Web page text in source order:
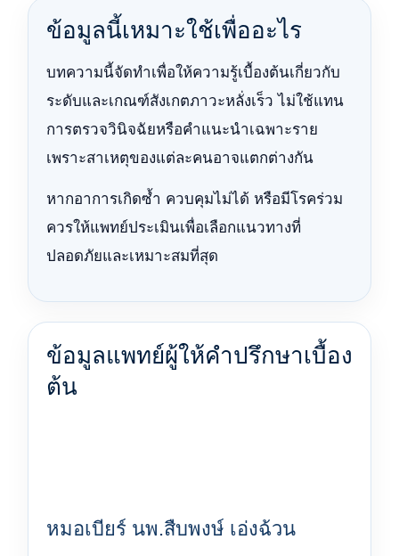
ข้อมูลนี้เหมาะใช้เพื่ออะไร
บทความนี้จัดทำเพื่อให้ความรู้เบื้องต้นเกี่ยวกับ
ระดับและเกณฑ์สังเกตภาวะหลั่งเร็ว ไม่ใช้แทน
การตรวจวินิจฉัยหรือคำแนะนำเฉพาะราย
เพราะสาเหตุของแต่ละคนอาจแตกต่างกัน
หากอาการเกิดซ้ำ ควบคุมไม่ได้ หรือมีโรคร่วม
ควรให้แพทย์ประเมินเพื่อเลือกแนวทางที่
ปลอดภัยและเหมาะสมที่สุด
ข้อมูลแพทย์ผู้ให้คำปรึกษาเบื้อง
ต้น
หมอเบียร์ นพ.สืบพงษ์ เอ่งฉ้วน